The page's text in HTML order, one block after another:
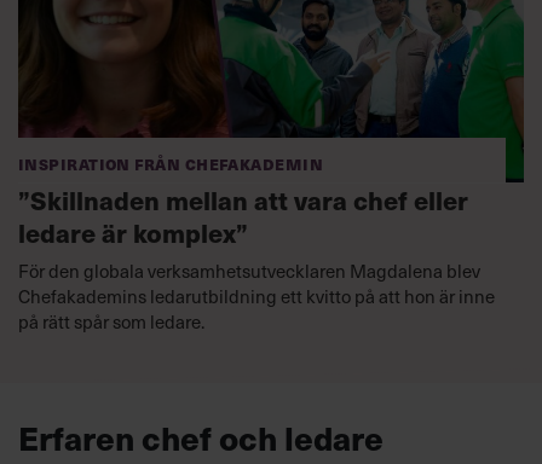
Inspiration från Chefakademin
”Skillnaden mellan att vara chef eller
ledare är komplex”
För den globala verksamhetsutvecklaren Magdalena blev
Chefakademins ledarutbildning ett kvitto på att hon är inne
på rätt spår som ledare.
Erfaren chef och ledare